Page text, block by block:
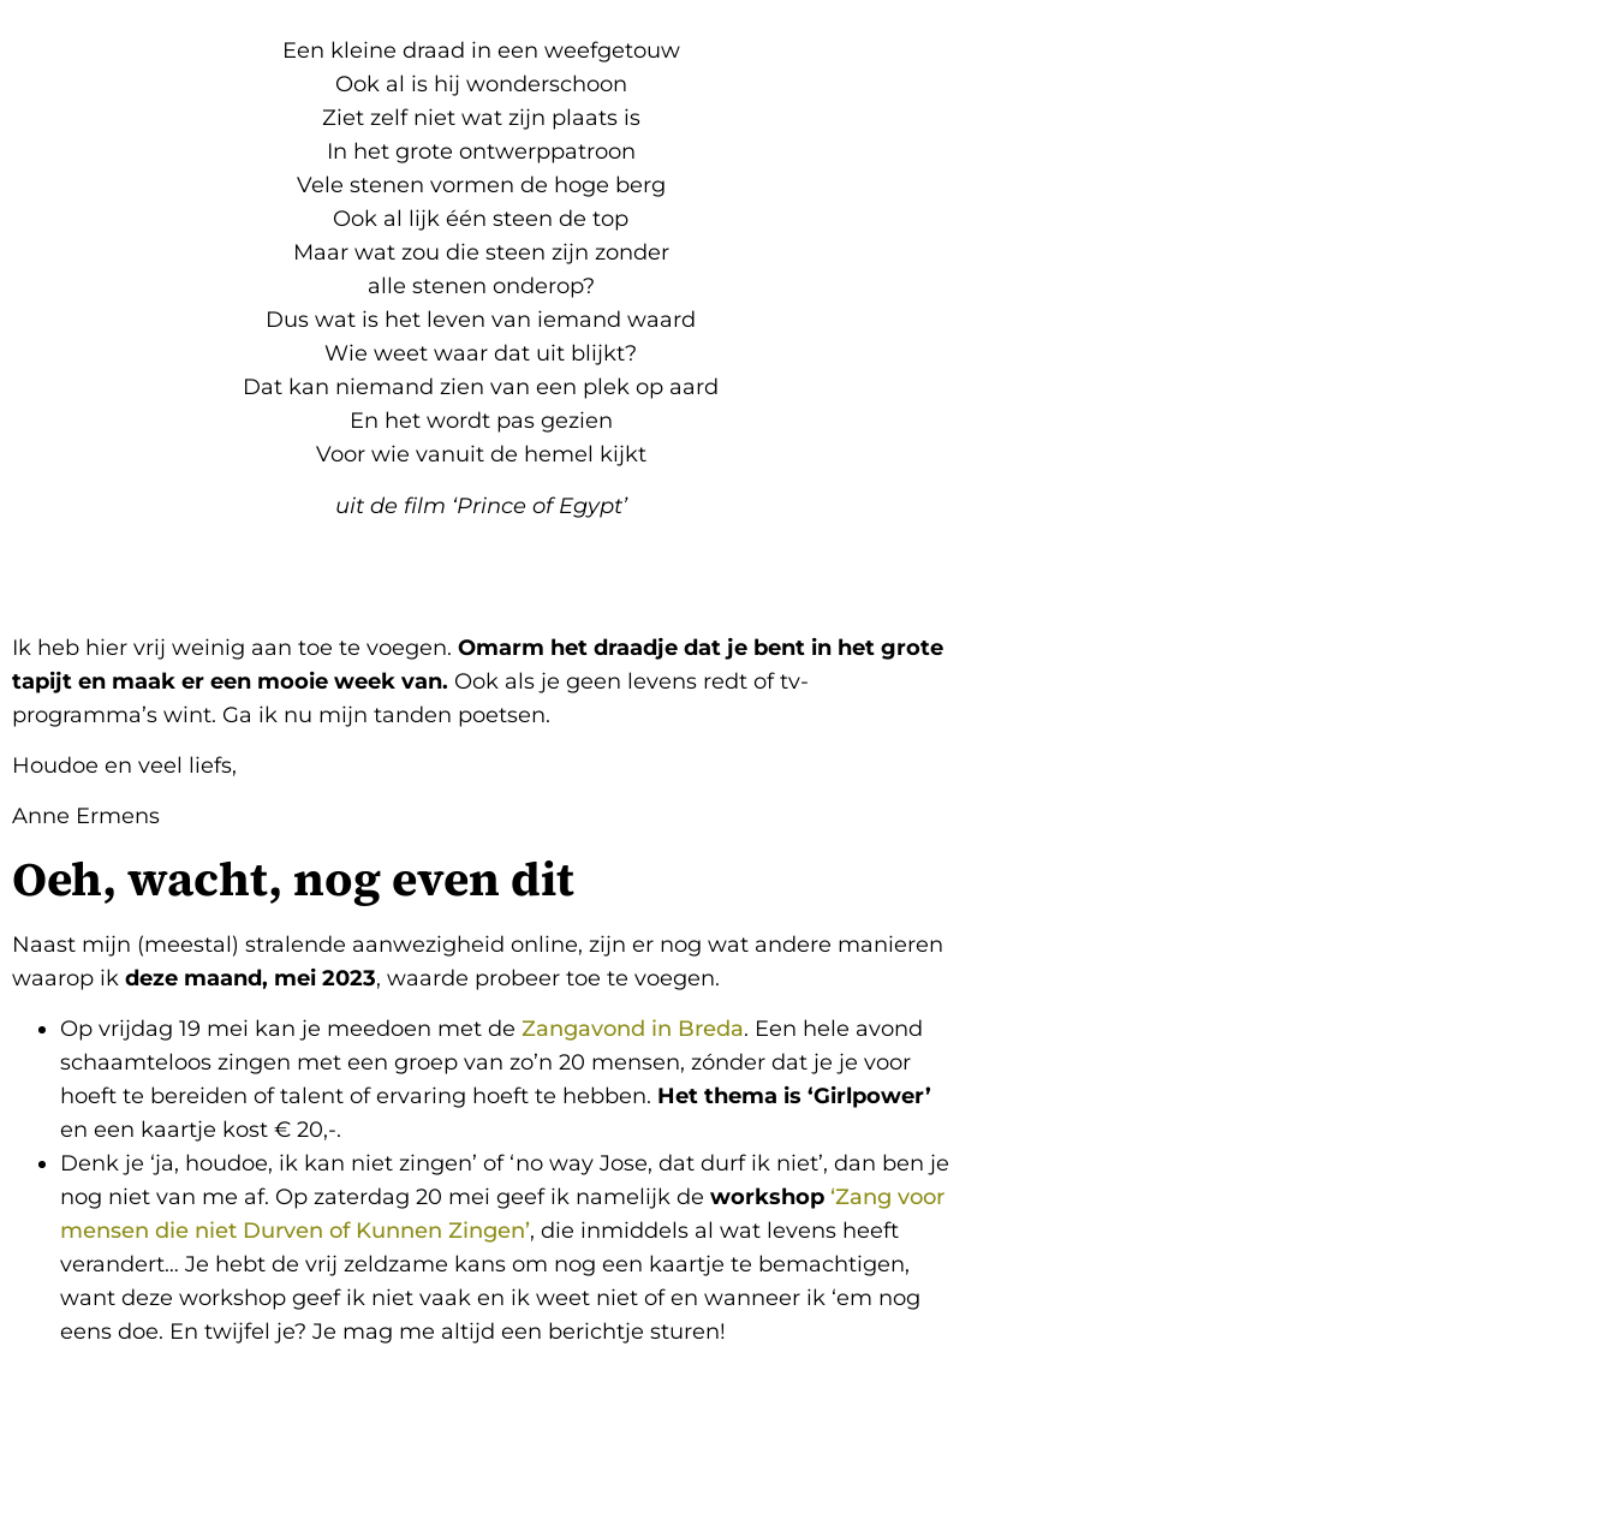
Een kleine draad in een weefgetouw
Ook al is hij wonderschoon
Ziet zelf niet wat zijn plaats is
In het grote ontwerppatroon
Vele stenen vormen de hoge berg
Ook al lijk één steen de top
Maar wat zou die steen zijn zonder
alle stenen onderop?
Dus wat is het leven van iemand waard
Wie weet waar dat uit blijkt?
Dat kan niemand zien van een plek op aard
En het wordt pas gezien
Voor wie vanuit de hemel kijkt
uit de film ‘Prince of Egypt’
Ik heb hier vrij weinig aan toe te voegen. Omarm het draadje dat je bent in het grote
tapijt en maak er een mooie week van. Ook als je geen levens redt of tv-
programma’s wint. Ga ik nu mijn tanden poetsen.
Houdoe en veel liefs,
Anne Ermens
Oeh, wacht, nog even dit
Naast mijn (meestal) stralende aanwezigheid online, zijn er nog wat andere manieren
waarop ik deze maand, mei 2023, waarde probeer toe te voegen.
Op vrijdag 19 mei kan je meedoen met de Zangavond in Breda. Een hele avond
schaamteloos zingen met een groep van zo’n 20 mensen, zónder dat je je voor
hoeft te bereiden of talent of ervaring hoeft te hebben. Het thema is ‘Girlpower’
en een kaartje kost € 20,-.
Denk je ‘ja, houdoe, ik kan niet zingen’ of ‘no way Jose, dat durf ik niet’, dan ben je
nog niet van me af. Op zaterdag 20 mei geef ik namelijk de workshop ‘Zang voor
mensen die niet Durven of Kunnen Zingen’, die inmiddels al wat levens heeft
verandert… Je hebt de vrij zeldzame kans om nog een kaartje te bemachtigen,
want deze workshop geef ik niet vaak en ik weet niet of en wanneer ik ‘em nog
eens doe. En twijfel je? Je mag me altijd een berichtje sturen!